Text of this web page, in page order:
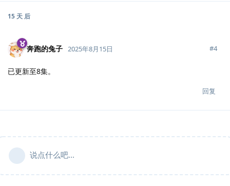
15 天 后
奔跑的兔子 2025年8月15日 #4
已更新至8集。
回复
说点什么吧...